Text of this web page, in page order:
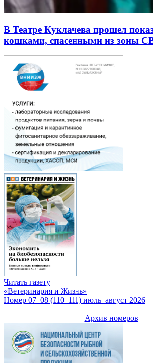
В Театре Куклачева прошел
кошками, спасенными из зоны
Читать газету
«Ветеринария и Жизнь»
Номер 07–08 (110–111) июль–август 2026
Архив номеров